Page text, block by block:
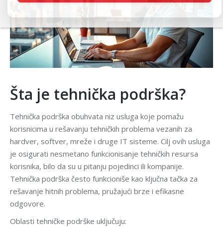
Šta je tehnička podrška?
Tehnička podrška obuhvata niz usluga koje pomažu
korisnicima u rešavanju tehničkih problema vezanih za
hardver, softver, mreže i druge IT sisteme. Cilj ovih usluga
je osigurati nesmetano funkcionisanje tehničkih resursa
korisnika, bilo da su u pitanju pojedinci ili kompanije.
Tehnička podrška često funkcioniše kao ključna tačka za
rešavanje hitnih problema, pružajući brze i efikasne
odgovore.
Oblasti tehničke podrške uključuju: